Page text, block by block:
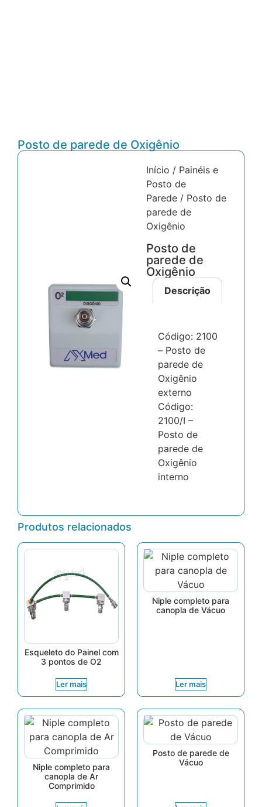
Posto de parede de Oxigênio
Início / Painéis e
Posto de
Parede / Posto de
parede de
Oxigênio
Posto de
parede de
Oxigênio
Descrição
Código: 2100
– Posto de
parede de
Oxigênio
externo
Código:
2100/I –
Posto de
parede de
Oxigênio
interno
Produtos relacionados
Esqueleto do Painel com
3 pontos de O2
Ler mais
Niple completo para
canopla de Vácuo
Ler mais
Niple completo para
canopla de Ar
Comprimido
Posto de parede de
Vácuo